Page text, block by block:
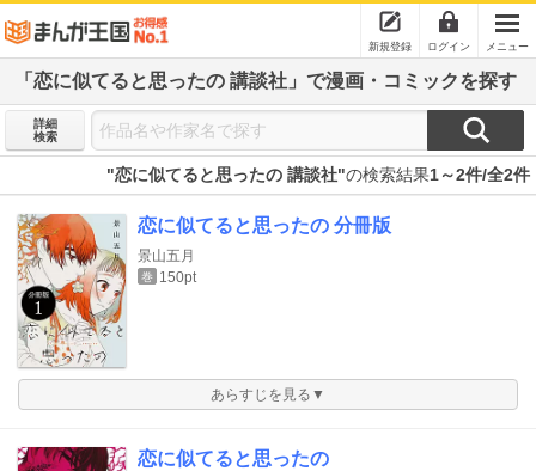
新規登録 ログイン メニュー
「恋に似てると思ったの 講談社」で漫画・コミックを探す
詳細
検索
"恋に似てると思ったの 講談社"の検索結果1～2件/全2件
恋に似てると思ったの 分冊版
景山五月
巻 150pt
あらすじを見る▼
恋に似てると思ったの